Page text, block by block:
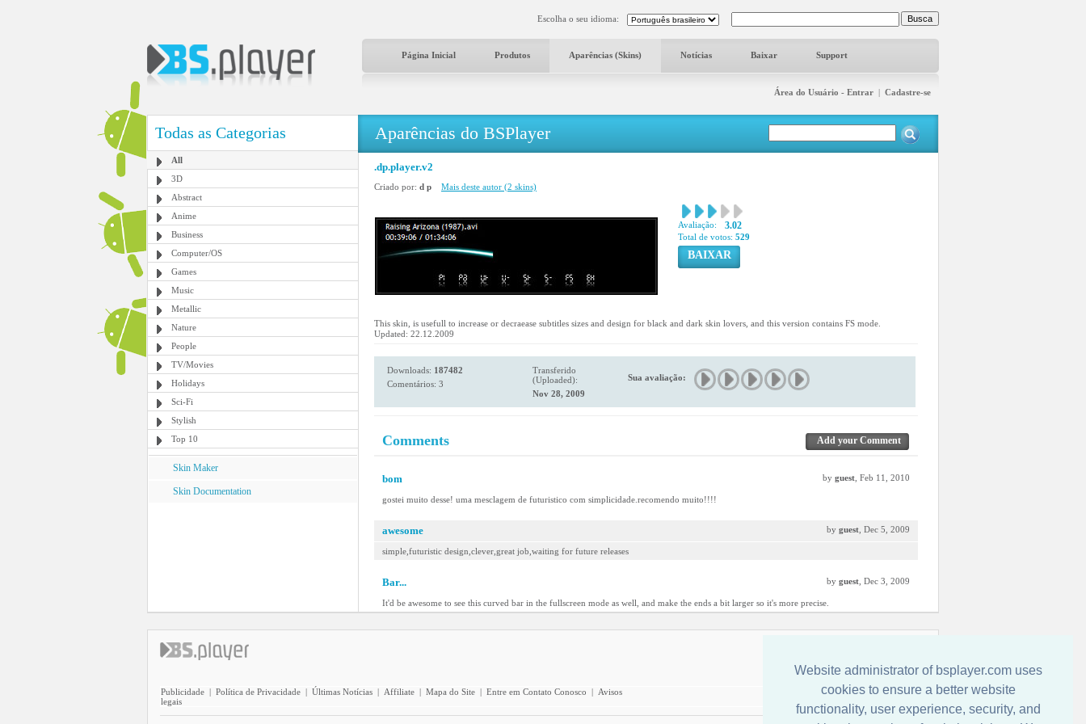
Website administrator of bsplayer.com uses
cookies to ensure a better website
functionality, user experience, security, and
Escolha o seu idioma:
Página Inicial Produtos Aparências (Skins) Notícias Baixar Support
Área do Usuário - Entrar | Cadastre-se
Todas as Categorias
All
3D
Abstract
Anime
Business
Computer/OS
Games
Music
Metallic
Nature
People
TV/Movies
Holidays
Sci-Fi
Stylish
Top 10
Skin Maker
Skin Documentation
Aparências do BSPlayer
.dp.player.v2
Criado por: d p Mais deste autor (2 skins)
Avaliação: 3.02
Total de votos: 529
BAIXAR
This skin, is usefull to increase or decraease subtitles sizes and design for black and dark skin lovers, and this version contains FS mode.
Updated: 22.12.2009
Downloads: 187482
Comentários: 3
Transferido
(Uploaded):
Nov 28, 2009
Sua avaliação:
Comments Add your Comment
bom by guest , Feb 11, 2010
gostei muito desse! uma mesclagem de futuristico com simplicidade.recomendo muito!!!!
awesome by guest , Dec 5, 2009
simple,futuristic design,clever,great job,waiting for future releases
Bar... by guest , Dec 3, 2009
It'd be awesome to see this curved bar in the fullscreen mode as well, and make the ends a bit larger so it's more precise.
Publicidade | Política de Privacidade | Últimas Notícias | Affiliate | Mapa do Site | Entre em Contato Conosco | Avisos
legais